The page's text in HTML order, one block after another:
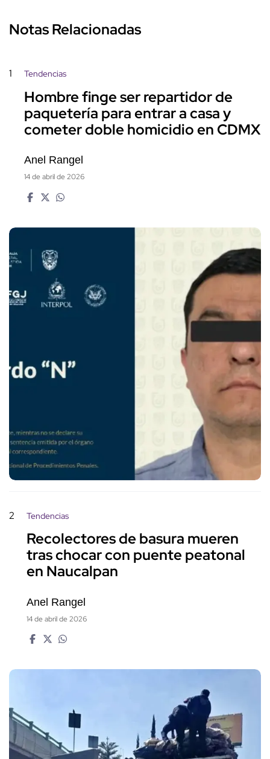
Notas Relacionadas
1 Tendencias
Hombre finge ser repartidor de
paquetería para entrar a casa y
cometer doble homicidio en CDMX
Anel Rangel
14 de abril de 2026
2 Tendencias
Recolectores de basura mueren
tras chocar con puente peatonal
en Naucalpan
Anel Rangel
14 de abril de 2026